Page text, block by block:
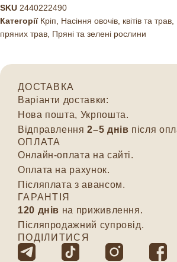
SKU 2440222490
Категорії Кріп, Насіння овочів, квітів та трав,
пряних трав, Пряні та зелені рослини
ДОСТАВКА
Варіанти доставки:
Нова пошта, Укрпошта.
Відправлення2–5 днів після
ОПЛАТА
Онлайн-оплата на сайті.
Оплата на рахунок.
Післяплата з авансом.
ГАРАНТІЯ
120 днів на приживлення.
Післяпродажний супровід.
ПОДІЛИТИСЯ